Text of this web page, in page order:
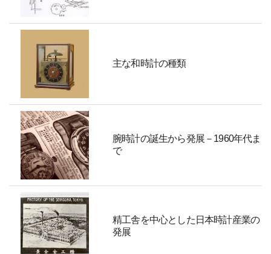
主な和時計の種類
腕時計の誕生から発展－1960年代ま
で
精工舎を中心とした日本時計産業の
発展